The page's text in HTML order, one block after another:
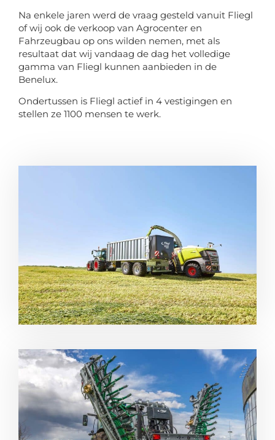
Na enkele jaren werd de vraag gesteld vanuit Fliegl
of wij ook de verkoop van Agrocenter en
Fahrzeugbau op ons wilden nemen, met als
resultaat dat wij vandaag de dag het volledige
gamma van Fliegl kunnen aanbieden in de
Benelux.
Ondertussen is Fliegl actief in 4 vestigingen en
stellen ze 1100 mensen te werk.